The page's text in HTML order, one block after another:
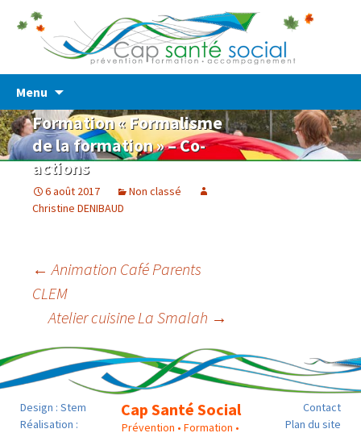
Cap Santé Social
Prévention – Formation – Accompagnement
Menu
content
Formation « Formalisme
de la formation » – Co-
actions
6 août 2017
Non classé
Christine DENIBAUD
Post
navigation
← Animation Café Parents
CLEM
Atelier cuisine La Smalah →
Design : Stem
Réalisation :
Cap Santé Social
Prévention • Formation •
Contact
Plan du site